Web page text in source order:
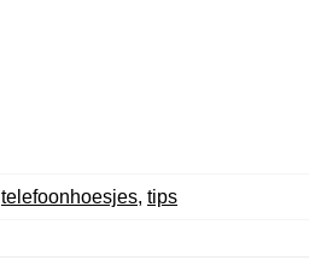
telefoonhoesjes, tips